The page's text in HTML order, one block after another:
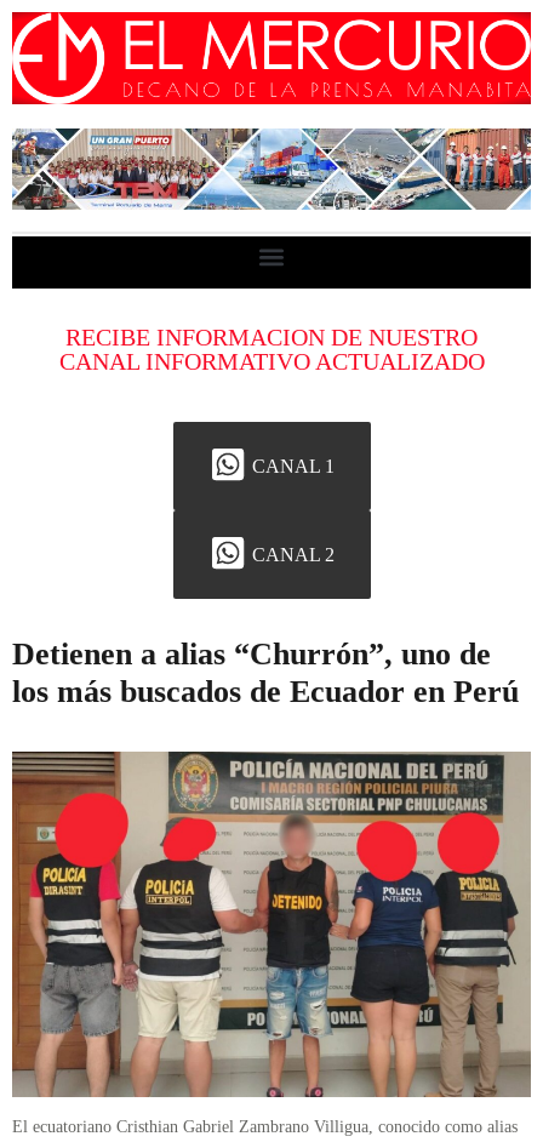
RECIBE INFORMACION DE NUESTRO
CANAL INFORMATIVO ACTUALIZADO
CANAL 1
CANAL 2
Detienen a alias “Churrón”, uno de
los más buscados de Ecuador en Perú
El ecuatoriano Cristhian Gabriel Zambrano Villigua, conocido como alias